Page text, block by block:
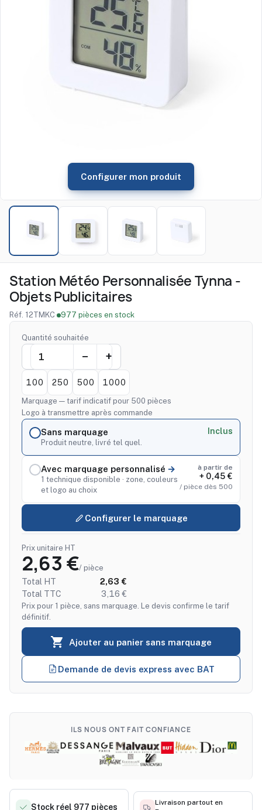
Configurer mon produit
Station Météo Personnalisée Tynna -
Objets Publicitaires
Réf. 12TMKC· 977 pièces en stock
Quantité souhaitée
100 250 500 1000
Marquage — tarif indicatif pour 500 pièces
Logo à transmettre après commande
Sans marquage
Produit neutre, livré tel quel.
Inclus
Avec marquage personnalisé
1 technique disponible · zone, couleurs
et logo au choix
à partir de
+ 0,45 €
/ pièce dès 500
Configurer le marquage
Prix unitaire HT
2,63 €/ pièce
Total HT
2,63 €
Total TTC
3,16 €
Prix pour 1 pièce, sans marquage. Le devis confirme le tarif
définitif.
 Ajouter au panier sans marquage
Demande de devis express avec BAT
ILS NOUS ONT FAIT CONFIANCE
Stock réel 977 pièces
Livraison partout en